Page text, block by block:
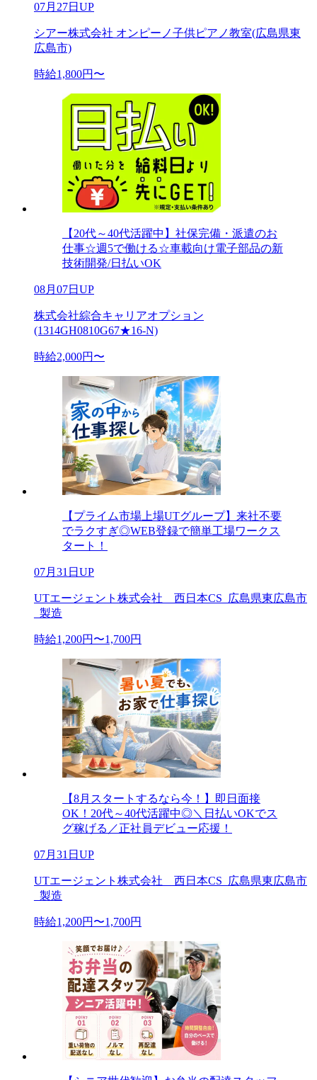
07月27日UP
シアー株式会社 オンピーノ子供ピアノ教室(広島県東
広島市)
時給1,800円〜
【20代～40代活躍中】社保完備・派遣のお
仕事☆週5で働ける☆車載向け電子部品の新
技術開発/日払いOK
08月07日UP
株式会社綜合キャリアオプション
(1314GH0810G67★16-N)
時給2,000円〜
【プライム市場上場UTグループ】来社不要
でラクすぎ◎WEB登録で簡単工場ワークス
タート！
07月31日UP
UTエージェント株式会社 西日本CS_広島県東広島市
_製造
時給1,200円〜1,700円
【8月スタートするなら今！】即日面接
OK！20代～40代活躍中◎＼日払いOKでス
グ稼げる／正社員デビュー応援！
07月31日UP
UTエージェント株式会社 西日本CS_広島県東広島市
_製造
時給1,200円〜1,700円